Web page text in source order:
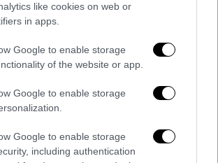
like cookies on web or
in apps.
Google to enable storage
of the website or app.
Google to enable storage
Google to enable storage
including authentication
08:28
και παραβιάσεις
07/08/2026